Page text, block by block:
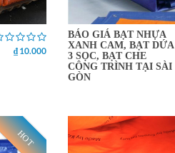
₫ 10.000
BÁO GIÁ BẠT NHỰA
XANH CAM, BẠT DỨA
3 SỌC, BẠT CHE
CÔNG TRÌNH TẠI SÀI
GÒN
HOT